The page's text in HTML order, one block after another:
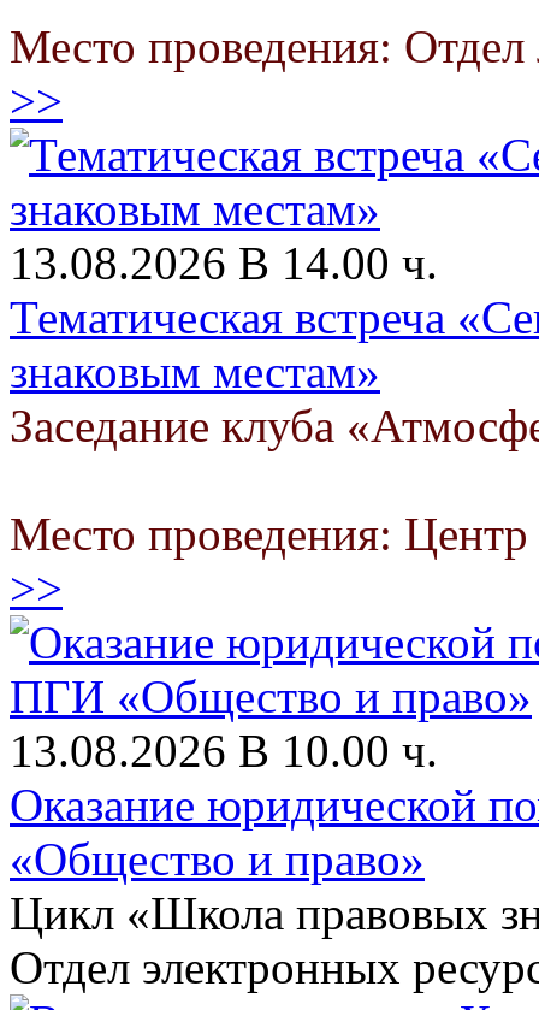
Место проведения: Отдел
>>
13.08.2026 В 14.00 ч.
Тематическая встреча
знаковым местам»
Заседание клуба
Место проведения:
>>
13.08.2026 В 10.00 ч.
Оказание юридической
«Общество и право»
Цикл «Школа правовых
Отдел электронных